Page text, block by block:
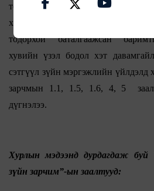
тохиролгүйгээр амралтын
хийснээс үүдсэн маргааныг
тодорхой баталгаажсан
хувийн үзэл бодол хэт
сэтгүүл зүйн мэргэжлийн үйлдэлд
зарчмын 1.1, 1.5, 1.6, 4, 5
дүгнэлээ.
Хурлын мэдээнд дурдагдаж буй
зүйн зарчим”-ын заалтууд: